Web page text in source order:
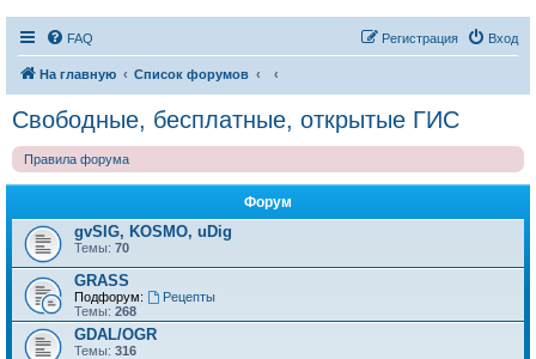
FAQ Вход
Регистрация
На главную Список форумов
Свободные, бесплатные, открытые ГИС
Правила форума
Форум
gvSIG, KOSMO, uDig
Темы: 70
GRASS
Подфорум:
Рецепты
Темы: 268
GDAL/OGR
Темы: 316